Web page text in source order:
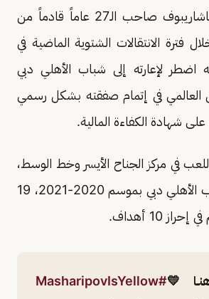
وتعاقد النصر مع ماشاريبوف صاحب الـ27 عاماً قادماً من
فترة الانتقالات الشتوية الماضية في
إلا أنه اضطر لإعارته إلى شباب الأهلي دبي
العالمي في إتمام صفقته بشكل رسمي
شهادة الكفاءة المالية.
في مركز الجناح الأيسر وخط الوسط،
وقد خاض مع شباب الأهلي دبي بموسم 2020-2021، 19
10 أهداف.
💛
#MasharipovIsYellow